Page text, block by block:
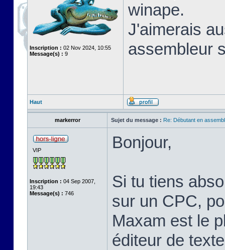
Inscription : 02 Nov 2024, 10:55
Message(s) : 9
winape.
J'aimerais
assembleur
Haut
markerror Sujet du message : Re: Débutant en
VIP
Inscription : 04 Sep 2007,
19:43
Message(s) : 746
Bonjour,
Si tu tiens
sur un CPC,
Maxam est le
éditeur de